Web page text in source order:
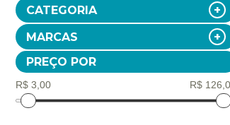
CATEGORIA
MARCAS
PREÇO POR